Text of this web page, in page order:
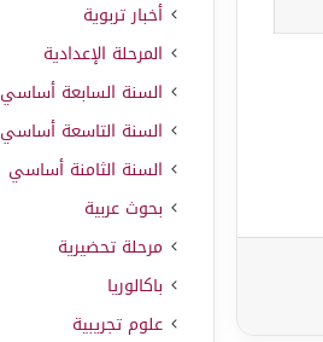
أخبار تربوية
المرحلة الإعدادية
السنة السابعة أساسي
السنة التاسعة أساسي
السنة الثامنة أساسي
بحوث عربية
مرحلة تحضيرية
باكالوريا
علوم تجريبية